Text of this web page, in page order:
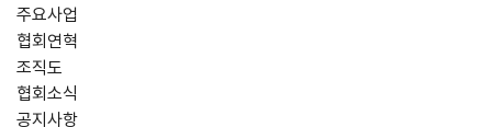
주요사업
협회연혁
조직도
협회소식
공지사항